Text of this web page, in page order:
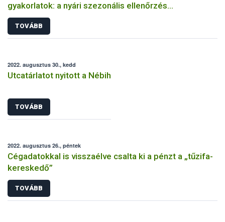
gyakorlatok: a nyári szezonális ellenőrzés
tapasztalatai címszavakban
TOVÁBB
2022. augusztus 30., kedd
Utcatárlatot nyitott a Nébih
TOVÁBB
2022. augusztus 26., péntek
Cégadatokkal is visszaélve csalta ki a pénzt a „tűzifa-
kereskedő”
TOVÁBB